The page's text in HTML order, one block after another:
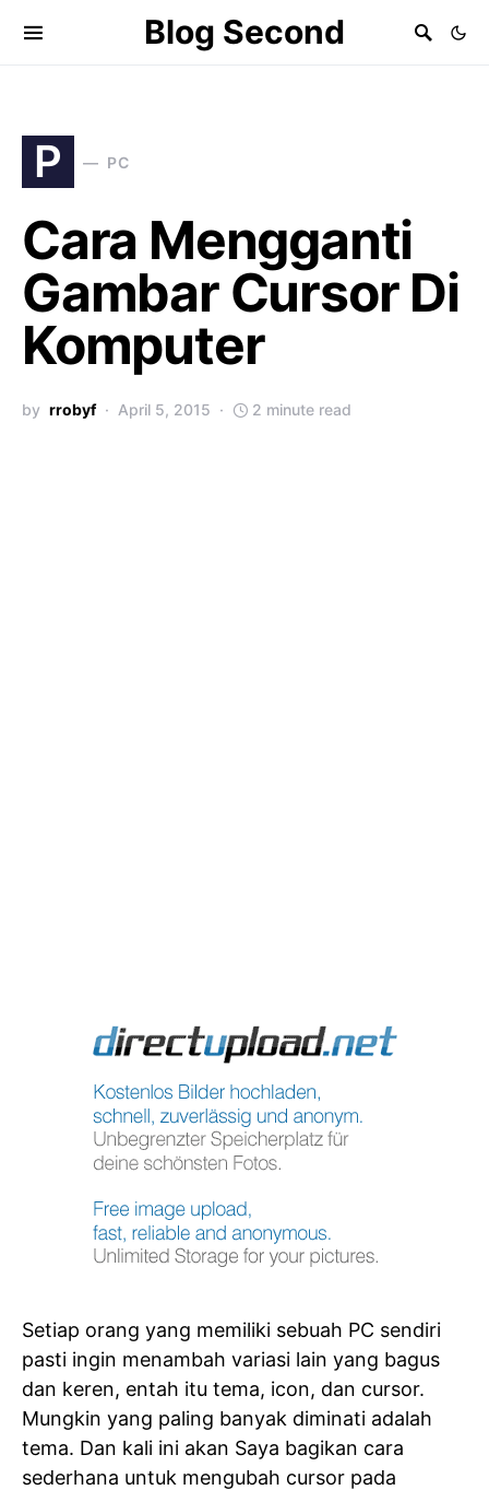
Blog Second
P PC
Cara Mengganti
Gambar Cursor Di
Komputer
by rrobyf April 5, 2015 2 minute read
Setiap orang yang memiliki sebuah PC sendiri
pasti ingin menambah variasi lain yang bagus
dan keren, entah itu tema, icon, dan cursor.
Mungkin yang paling banyak diminati adalah
tema. Dan kali ini akan Saya bagikan cara
sederhana untuk mengubah cursor pada